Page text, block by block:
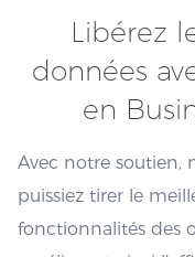
Libérez
données
en
Avec notre soutien,
puissiez tirer le
fonctionnalités des